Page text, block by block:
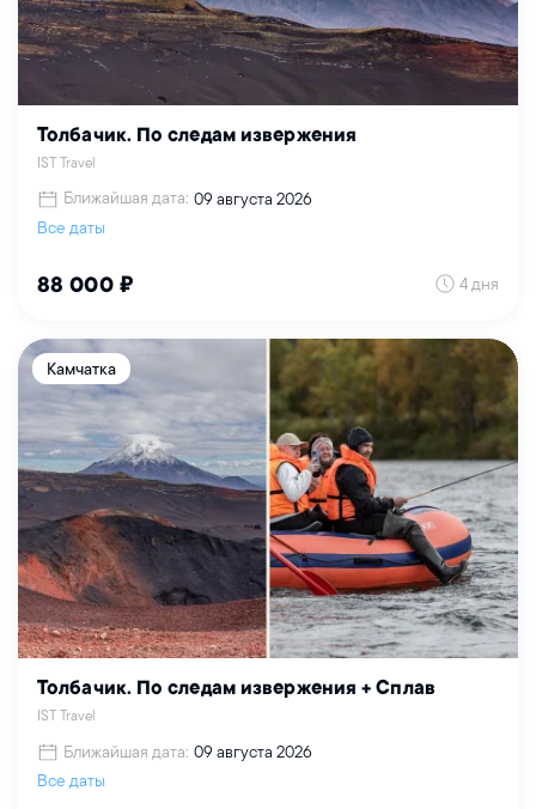
Толбачик. По следам извержения
IST Travel
Ближайшая дата: 09 августа 2026
Все даты
88 000 ₽ 4 дня
Камчатка
Толбачик. По следам извержения + Сплав
IST Travel
Ближайшая дата: 09 августа 2026
Все даты